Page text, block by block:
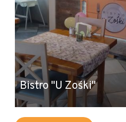
Bistro "U Zośki"